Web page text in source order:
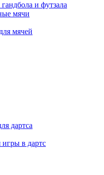
и футзала
мячи
мячей
дартса
в дартс